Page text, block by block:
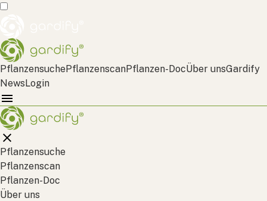
PflanzensuchePflanzenscanPflanzen-DocÜber unsGardify
NewsLogin
Pflanzensuche
Pflanzenscan
Pflanzen-Doc
Über uns